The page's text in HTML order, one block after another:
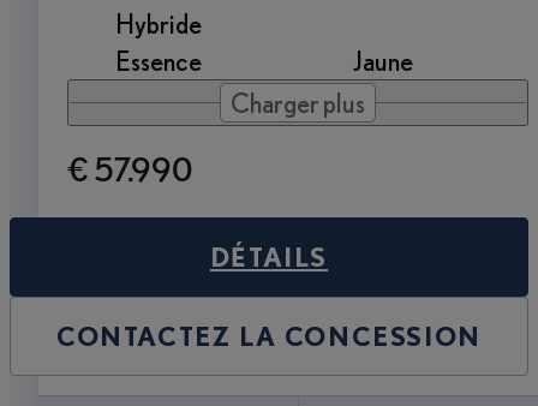
Hybride
Essence
Jaune
Charger plus
€ 57.990
DÉTAILS
CONTACTEZ LA CONCESSION